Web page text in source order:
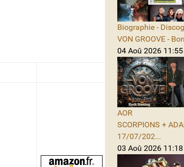
Biographie -
VON GROOVE -
04 Aoû 2026 11:55
AOR
SCORPIONS +
17/07/202...
03 Aoû 2026